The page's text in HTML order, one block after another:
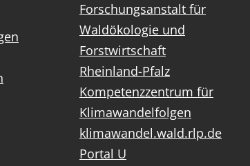
Forschungsanstalt für
Waldökologie und
Forstwirtschaft
Rheinland-Pfalz
Kompetenzzentrum für
Klimawandelfolgen
klimawandel.wald.rlp.de
Portal U